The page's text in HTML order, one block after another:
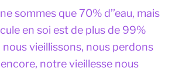
sommes que 70% d’’eau, mais
en soi est de plus de 99%
nous vieillissons, nous perdons
encore, notre vieillesse nous